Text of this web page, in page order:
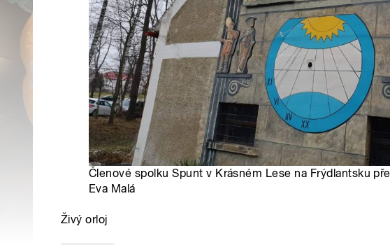
Členové spolku Spunt v Krásném Lese na Frýdlantsku
Eva Malá
Živý orloj